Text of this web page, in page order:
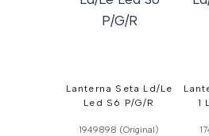
Lanterna Seta Ld/Le
Led S6 P/G/R
1949898 (Original)
1